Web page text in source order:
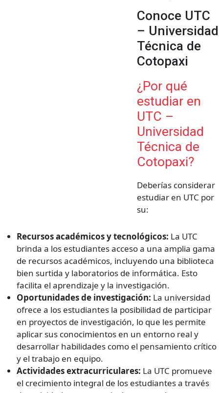
Conoce UTC
– Universidad
Técnica de
Cotopaxi
¿Por qué
estudiar en
UTC –
Universidad
Técnica de
Cotopaxi?
Deberías considerar
estudiar en UTC por
su:
Recursos académicos y tecnológicos: La UTC
brinda a los estudiantes acceso a una amplia gama
de recursos académicos, incluyendo una biblioteca
bien surtida y laboratorios de informática. Esto
facilita el aprendizaje y la investigación.
Oportunidades de investigación: La universidad
ofrece a los estudiantes la posibilidad de participar
en proyectos de investigación, lo que les permite
aplicar sus conocimientos en un entorno real y
desarrollar habilidades como el pensamiento crítico
y el trabajo en equipo.
Actividades extracurriculares: La UTC promueve
el crecimiento integral de los estudiantes a través